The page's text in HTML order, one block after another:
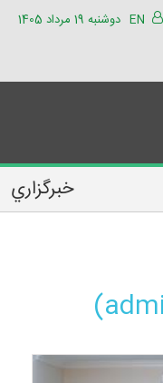
دوشنبه 19 مرداد 1405 EN
خبرگزاري